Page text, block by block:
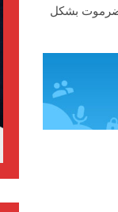
حضرموت بشكل